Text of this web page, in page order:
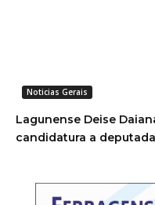
Noticias Gerais
Lagunense Deise
candidatura a